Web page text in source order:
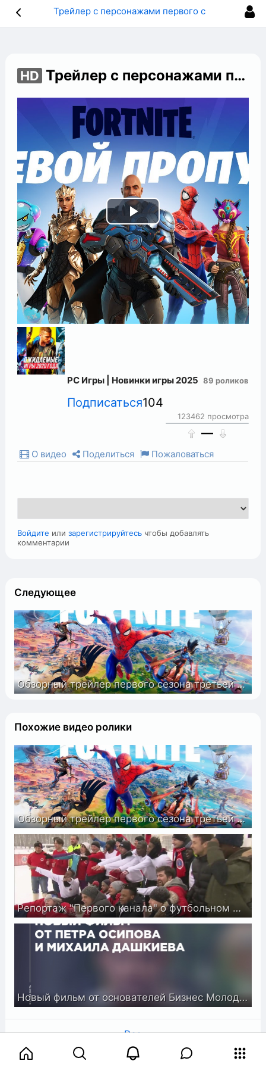
Трейлер с персонажами первого сезона третьей главы Fortnite
HD Трейлер с персонажами первого сезона третьей главы Fortnite
Play
Video
PC Игры | Новинки игры 2025 89 роликов
Подписаться104
123462 просмотра
—
О видео Поделиться Пожаловаться
Войдите илизарегистрируйтесь чтобы добавлять
комментарии
Следующее
Обзорный трейлер первого сезона третьей главы Fortnite «Переворот»
Похожие видео ролики
Обзорный трейлер первого сезона третьей главы Fortnite «Переворот»
Репортаж "Первого канала" о футбольном матче в валенках
Новый фильм от основателей Бизнес Молодости "Выйти на новый уровень"! Премьера 7 июня. Смотри трейле
Все